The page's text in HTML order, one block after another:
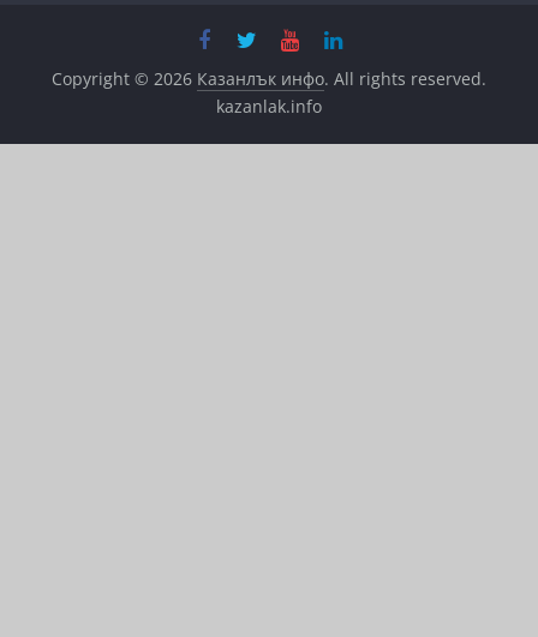
Copyright © 2026 Казанлък инфо. All rights reserved.
kazanlak.info